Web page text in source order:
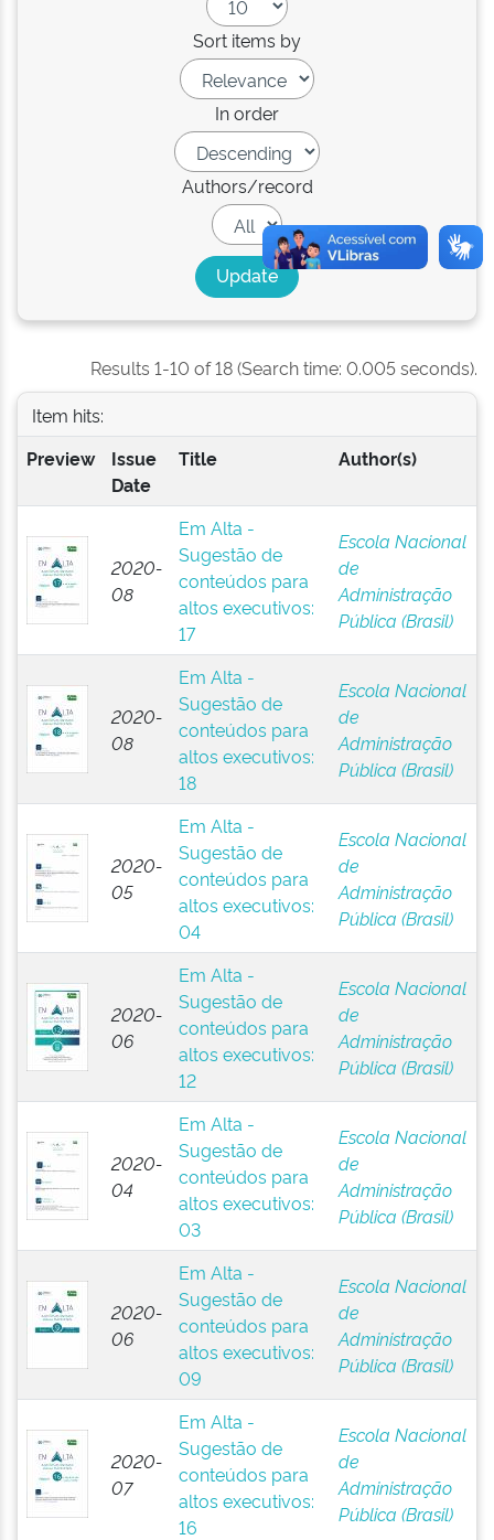
Sort items by
In order
Authors/record
Results 1-10 of 18 (Search time: 0.005 seconds).
Item hits:
Preview
Issue
Date
Title Author(s)
2020-
08
Em Alta -
Sugestão de
conteúdos para
altos executivos:
17
Escola Nacional
de
Administração
Pública (Brasil)
2020-
08
Em Alta -
Sugestão de
conteúdos para
altos executivos:
18
Escola Nacional
de
Administração
Pública (Brasil)
2020-
05
Em Alta -
Sugestão de
conteúdos para
altos executivos:
04
Escola Nacional
de
Administração
Pública (Brasil)
2020-
06
Em Alta -
Sugestão de
conteúdos para
altos executivos:
12
Escola Nacional
de
Administração
Pública (Brasil)
2020-
04
Em Alta -
Sugestão de
conteúdos para
altos executivos:
03
Escola Nacional
de
Administração
Pública (Brasil)
2020-
06
Em Alta -
Sugestão de
conteúdos para
altos executivos:
09
Escola Nacional
de
Administração
Pública (Brasil)
2020-
07
Em Alta -
Sugestão de
conteúdos para
altos executivos:
16
Escola Nacional
de
Administração
Pública (Brasil)